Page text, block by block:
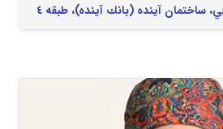
ساختمان آينده (بانك آينده)، طبقه ٤